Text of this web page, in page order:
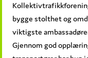
bygge stolthet og
viktigste
Gjennom god